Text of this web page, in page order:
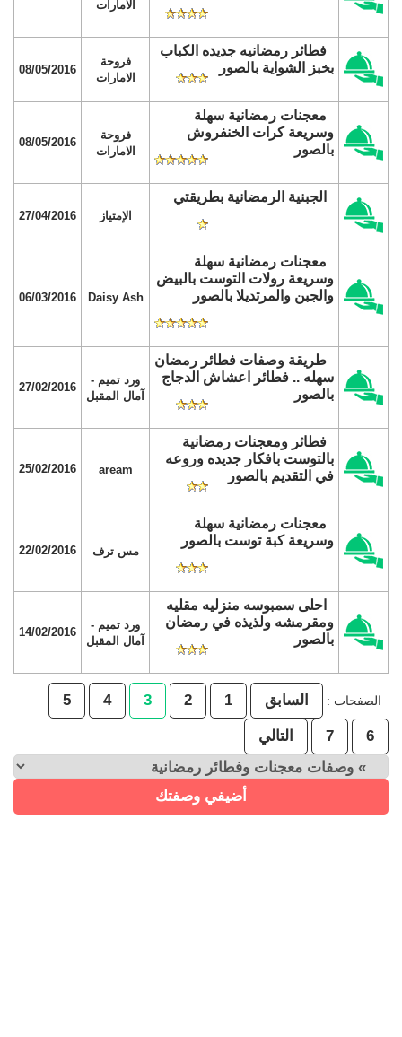
الامارات
فطائر رمضانيه جديده الكباب
بخبز الشواية بالصور
فروحة
الامارات
08/05/2016
معجنات رمضانية سهلة
وسريعة كرات الخنفروش
بالصور
فروحة
الامارات
08/05/2016
الجبنية الرمضانية بطريقتي
الإمتياز 27/04/2016
معجنات رمضانية سهلة
وسريعة رولات التوست بالبيض
والجبن والمرتديلا بالصور
Daisy Ash
06/03/2016
طريقة وصفات فطائر رمضان
سهله .. فطائر اعشاش الدجاج
بالصور
ورد تميم -
آمال المقبل
27/02/2016
فطائر ومعجنات رمضانية
بالتوست بافكار جديده وروعه
في التقديم بالصور
aream
25/02/2016
معجنات رمضانية سهلة
وسريعة كبة توست بالصور
مس ترف 22/02/2016
احلى سمبوسه منزليه مقليه
ومقرمشه ولذيذه في رمضان
بالصور
ورد تميم -
آمال المقبل
14/02/2016
الصفحات : السابق 1
2
3
4
5
6
7 التالي
أضيفي وصفتك